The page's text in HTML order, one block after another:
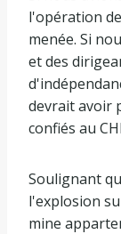
l'opération
menée. Si
et des
devrait avoir
confiés au
Soulignant
l'explosion
mine